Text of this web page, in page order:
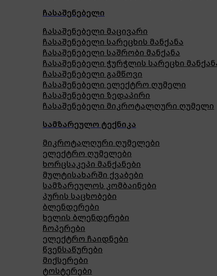
ჩასაშენებელი
ჩასაშენებელი მაცივარი
ჩასაშენებელი სარეცხის მანქანა
ჩასაშენებელი საშრობი მანქანა
ჩასაშენებელი ჭურჭლის სარეცხი
ჩასაშენებელი გამწოვი
ჩასაშენებელი ელექტრო ღუმელი
ჩასაშენებელი ზედაპირი
ჩასაშენებელი მიკროტალღური ღუმელი
სამზარეულო ტექნიკა
მიკროტალღური ღუმელები
ელექტრო ღუმელები
ხორცსაკეპი მანქანები
მულტისახარში ქვაბები
სამზარეულოს კომბაინები
პურის საცხობები
ბლენდერები
ხელის ბლენდერები
ჩოპერები
ელექტრო ჩაიდნები
წვენსაწურები
მიქსერები
ტოსტერები